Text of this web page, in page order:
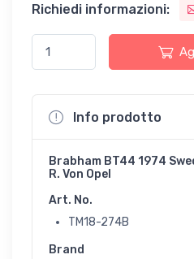
Richiedi informazioni:
Info prodotto
Brabham BT44 1974
R. Von Opel
Art. No.
TM18-274B
Brand